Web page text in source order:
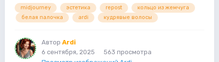
midjourney эстетика repost
кольцо из жемчуга
белая палочка
ardi кудрявые волосы
Автор Ardi
6 сентября, 2025
563 просмотра